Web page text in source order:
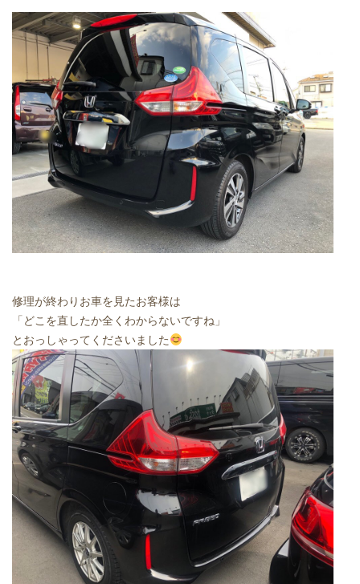
修理が終わりお車を見たお客様は
「どこを直したか全くわからないですね」
とおっしゃってくださいました